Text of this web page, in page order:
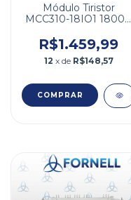
Módulo Tiristor
MCC310-18IO1 1800V
R$1.459,99
12 x de R$148,57